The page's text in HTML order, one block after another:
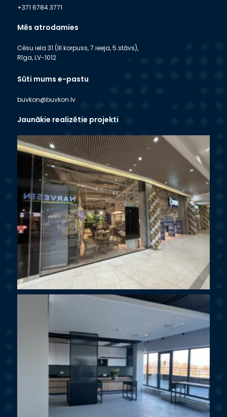
+371 6784 3771
Mēs atrodamies
Cēsu iela 31 (III korpuss, 7.ieeja, 5.stāvs),
Rīga, LV-1012
Sūti mums e-pastu
buvkon@buvkon.lv
Jaunākie realizētie projekti